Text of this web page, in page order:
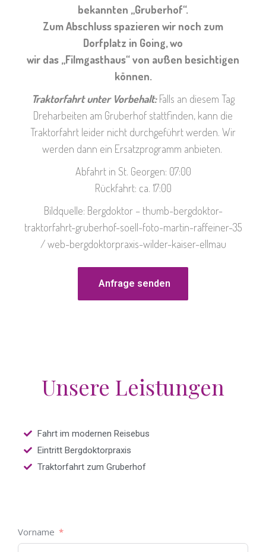
bekannten „Gruberhof“.
Zum Abschluss spazieren wir noch zum
Dorfplatz in Going, wo
wir das „Filmgasthaus“ von außen besichtigen
können.
Traktorfahrt unter Vorbehalt:Falls an diesem Tag
Dreharbeiten am Gruberhof stattfinden, kann die
Traktorfahrt leider nicht durchgeführt werden. Wir
werden dann ein Ersatzprogramm anbieten.
Abfahrt in St. Georgen: 07:00
Rückfahrt: ca. 17:00
Bildquelle: Bergdoktor – thumb-bergdoktor-
traktorfahrt-gruberhof-soell-foto-martin-raffeiner-35
/ web-bergdoktorpraxis-wilder-kaiser-ellmau
Anfrage senden
Unsere Leistungen
Fahrt im modernen Reisebus
Eintritt Bergdoktorpraxis
Traktorfahrt zum Gruberhof
Vorname